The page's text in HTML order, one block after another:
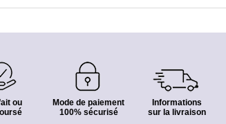
ou
Mode de paiement
100% sécurisé
Informations
sur la livraison